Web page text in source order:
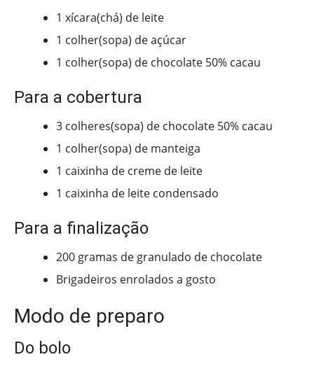
1 xícara(chá) de leite
1 colher(sopa) de açúcar
1 colher(sopa) de chocolate 50% cacau
Para a cobertura
3 colheres(sopa) de chocolate 50% cacau
1 colher(sopa) de manteiga
1 caixinha de creme de leite
1 caixinha de leite condensado
Para a finalização
200 gramas de granulado de chocolate
Brigadeiros enrolados a gosto
Modo de preparo
Do bolo